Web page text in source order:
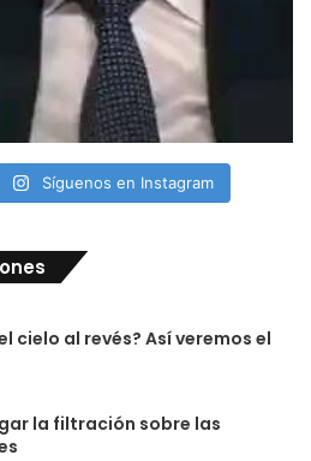
Síguenos en Instagram
cielo al revés? Así veremos el
la filtración sobre las